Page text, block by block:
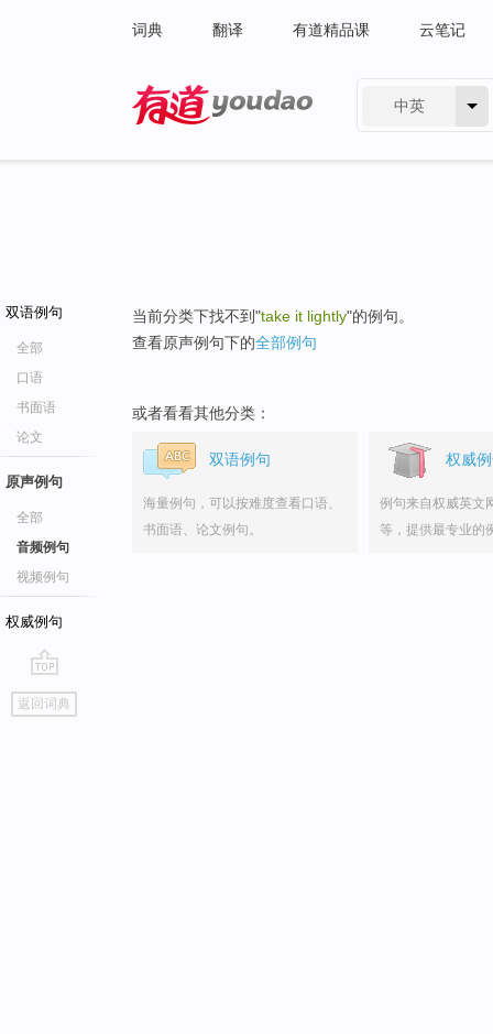
词典 翻译 有道精品课 云笔记
中英
双语例句
全部
口语
书面语
论文
原声例句
全部
音频例句
视频例句
权威例句
go
top
返回词典
当前分类下找不到"take it lightly"的例句。
查看原声例句下的全部例句
或者看看其他分类：
双语例句
海量例句，可以按难度查看口语、
书面语、论文例句。
权威
例句来自权威英文
等，提供最专业的